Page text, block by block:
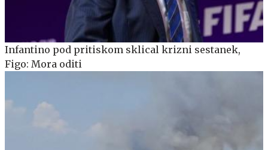
Infantino pod pritiskom sklical krizni sestanek,
Figo: Mora oditi